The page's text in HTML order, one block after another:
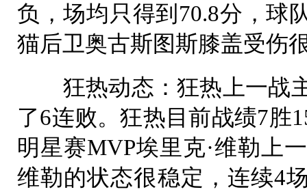
负，场均只得到70.8分，球
猫后卫奥古斯图斯膝盖受伤
狂热动态：狂热上一战主
了6连败。狂热目前战绩7胜
明星赛MVP埃里克·维勒上
维勒的状态很稳定，连续4